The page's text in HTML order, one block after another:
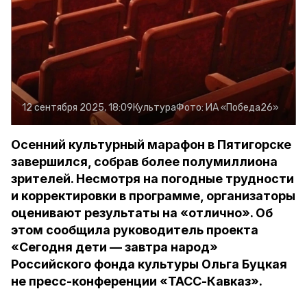
12 сентября 2025, 18:09КультураФото:ИА «Победа26»
Осенний культурный марафон в Пятигорске
завершился, собрав более полумиллиона
зрителей. Несмотря на погодные трудности
и корректировки в программе, организаторы
оценивают результаты на «отлично». Об
этом сообщила руководитель проекта
«Сегодня дети — завтра народ»
Российского фонда культуры Ольга Буцкая
не пресс-конференции «ТАСС-Кавказ».